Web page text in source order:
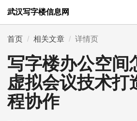
武汉写字楼信息网
首页 相关文章 详情页
写字楼办公空间
虚拟会议技术打
程协作